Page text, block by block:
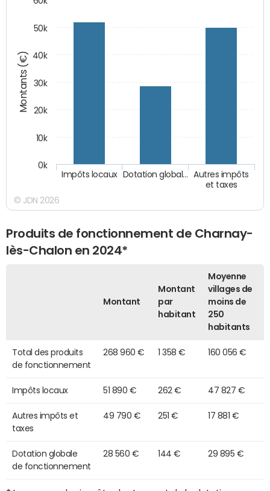
Montants (€)
Autres impôts
et taxes
Dotation global…
Impôts locaux
0k
10k
20k
30k
40k
50k
© JDN 2026
Produits de fonctionnement de Charnay-
lès-Chalon en 2024*
Montant
Montant
par
habitant
Moyenne
villages de
moins de
250
habitants
Total des produits
de fonctionnement
268 960 € 1 358 € 160 056 €
Impôts locaux 51 890 € 262 € 47 827 €
Autres impôts et
taxes
49 790 € 251 € 17 881 €
Dotation globale
de fonctionnement
28 560 € 144 € 29 895 €